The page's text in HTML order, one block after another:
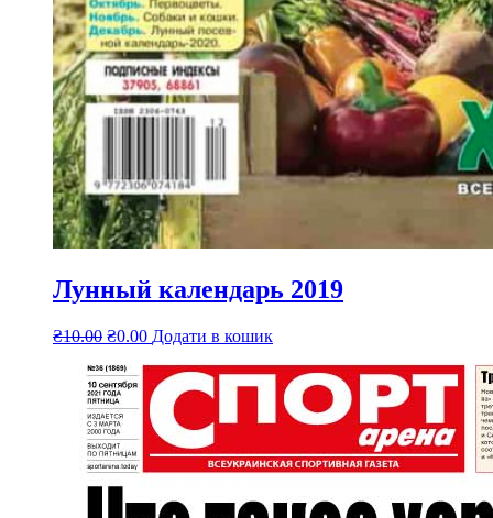
Лунный календарь 2019
₴10.00 ₴0.00 Додати в кошик